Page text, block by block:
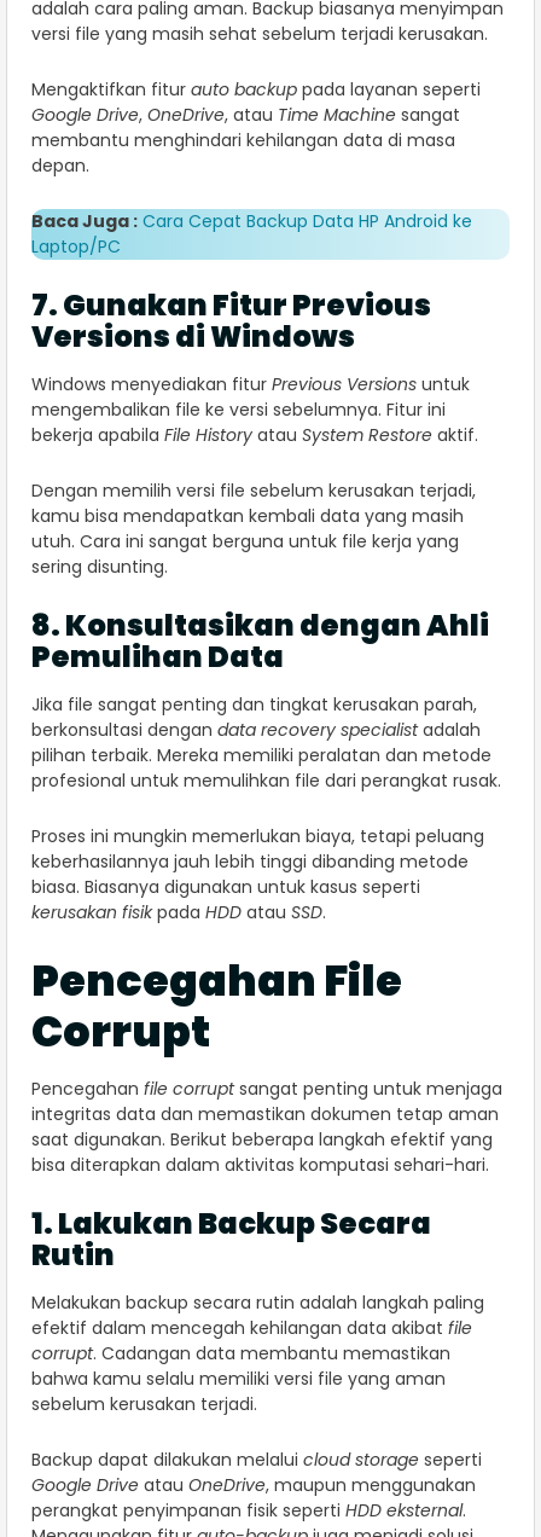
adalah cara paling aman. Backup biasanya menyimpan
versi file yang masih sehat sebelum terjadi kerusakan.
Mengaktifkan fitur auto backup pada layanan seperti
Google Drive, OneDrive, atau Time Machine sangat
membantu menghindari kehilangan data di masa
depan.
Baca Juga : Cara Cepat Backup Data HP Android ke
Laptop/PC
7. Gunakan Fitur Previous
Versions di Windows
Windows menyediakan fitur Previous Versions untuk
mengembalikan file ke versi sebelumnya. Fitur ini
bekerja apabila File History atau System Restore aktif.
Dengan memilih versi file sebelum kerusakan terjadi,
kamu bisa mendapatkan kembali data yang masih
utuh. Cara ini sangat berguna untuk file kerja yang
sering disunting.
8. Konsultasikan dengan Ahli
Pemulihan Data
Jika file sangat penting dan tingkat kerusakan parah,
berkonsultasi dengan data recovery specialistadalah
pilihan terbaik. Mereka memiliki peralatan dan metode
profesional untuk memulihkan file dari perangkat rusak.
Proses ini mungkin memerlukan biaya, tetapi peluang
keberhasilannya jauh lebih tinggi dibanding metode
biasa. Biasanya digunakan untuk kasus seperti
kerusakan fisikpada HDD atau SSD.
Pencegahan File
Corrupt
Pencegahan file corruptsangat penting untuk menjaga
integritas data dan memastikan dokumen tetap aman
saat digunakan. Berikut beberapa langkah efektif yang
bisa diterapkan dalam aktivitas komputasi sehari-hari.
1. Lakukan Backup Secara
Rutin
Melakukan backup secara rutin adalah langkah paling
efektif dalam mencegah kehilangan data akibat file
corrupt. Cadangan data membantu memastikan
bahwa kamu selalu memiliki versi file yang aman
sebelum kerusakan terjadi.
Backup dapat dilakukan melalui cloud storage seperti
Google Drive atau OneDrive, maupun menggunakan
perangkat penyimpanan fisik seperti HDD eksternal.